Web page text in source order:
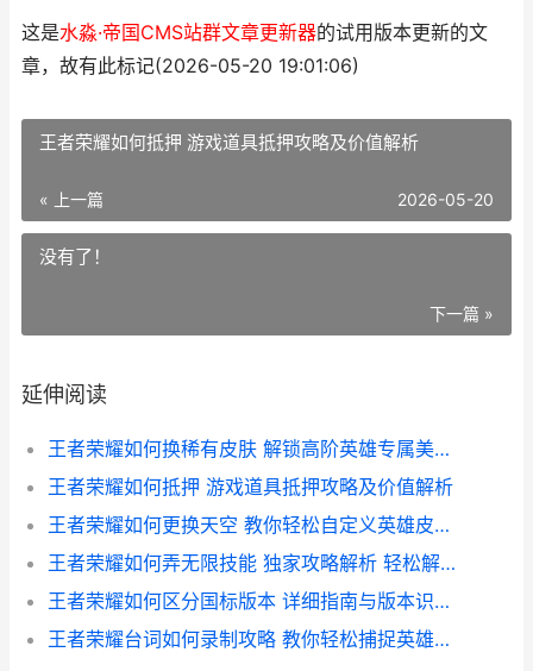
这是水淼·帝国CMS站群文章更新器的试用版本更新的文
章，故有此标记(2026-05-20 19:01:06)
王者荣耀如何抵押 游戏道具抵押攻略及价值解析
« 上一篇 2026-05-20
没有了！
下一篇 »
延伸阅读
王者荣耀如何换稀有皮肤 解锁高阶英雄专属美装的攻略指南
王者荣耀如何抵押 游戏道具抵押攻略及价值解析
王者荣耀如何更换天空 教你轻松自定义英雄皮肤攻略
王者荣耀如何弄无限技能 独家攻略解析 轻松解锁游戏新境界
王者荣耀如何区分国标版本 详细指南与版本识别技巧
王者荣耀台词如何录制攻略 教你轻松捕捉英雄语音精华